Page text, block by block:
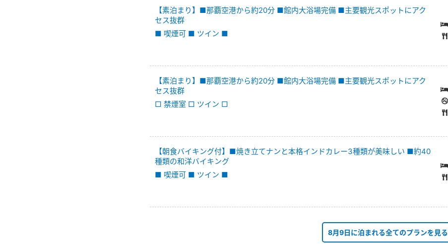
【素泊まり】■那覇空港から約20分 ■館内大浴場完備 ■主要観光スポットにアク
セス抜群
■ 喫煙可 ■ ツイン ■
【素泊まり】■那覇空港から約20分 ■館内大浴場完備 ■主要観光スポットにアク
セス抜群
□ 禁煙室 □ ツイン □
【朝食バイキング付】■焼き立てナンと本格インドカレー3種類が美味しい ■約40
種類の和洋バイキング
■ 喫煙可 ■ ツイン ■
8月9日に泊まれる全てのプランを見る